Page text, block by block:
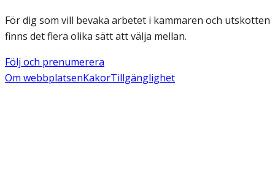
För dig som vill bevaka arbetet i kammaren och utskotten
finns det flera olika sätt att välja mellan.
Följ och prenumerera
Om webbplatsenKakorTillgänglighet